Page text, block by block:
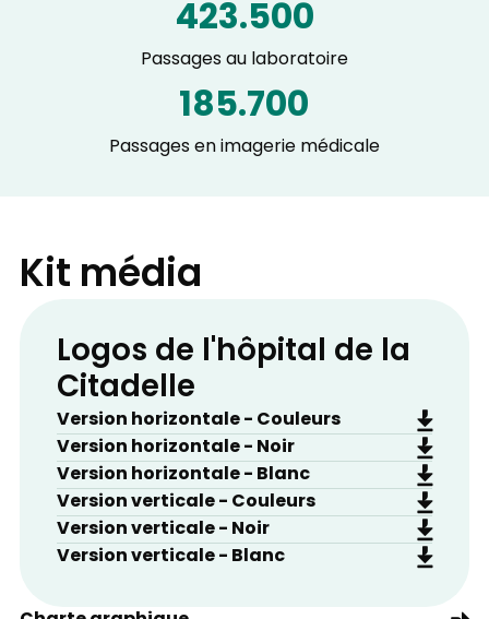
423.500
Passages au laboratoire
185.700
Passages en imagerie médicale
Kit média
Logos de l'hôpital de la
Citadelle
Version horizontale - Couleurs
Version horizontale - Noir
Version horizontale - Blanc
Version verticale - Couleurs
Version verticale - Noir
Version verticale - Blanc